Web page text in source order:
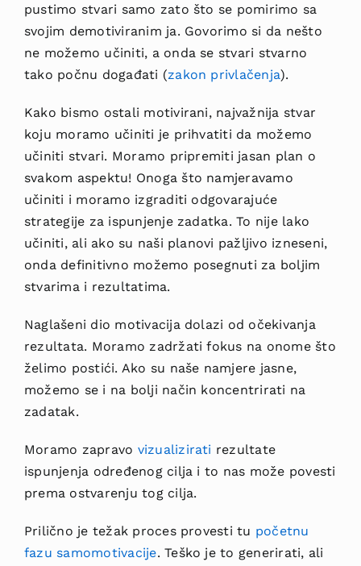
pustimo stvari samo zato što se pomirimo sa
svojim demotiviranim ja. Govorimo si da nešto
ne možemo učiniti, a onda se stvari stvarno
tako počnu događati (zakon privlačenja).
Kako bismo ostali motivirani, najvažnija stvar
koju moramo učiniti je prihvatiti da možemo
učiniti stvari. Moramo pripremiti jasan plan o
svakom aspektu! Onoga što namjeravamo
učiniti i moramo izgraditi odgovarajuće
strategije za ispunjenje zadatka. To nije lako
učiniti, ali ako su naši planovi pažljivo izneseni,
onda definitivno možemo posegnuti za boljim
stvarima i rezultatima.
Naglašeni dio motivacija dolazi od očekivanja
rezultata. Moramo zadržati fokus na onome što
želimo postići. Ako su naše namjere jasne,
možemo se i na bolji način koncentrirati na
zadatak.
Moramo zapravo vizualizirati rezultate
ispunjenja određenog cilja i to nas može povesti
prema ostvarenju tog cilja.
Prilično je težak proces provesti tu početnu
fazu samomotivacije. Teško je to generirati, ali